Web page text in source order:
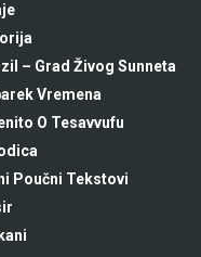
– Grad Živog Sunneta
Vremena
O Tesavvufu
Poučni Tekstovi